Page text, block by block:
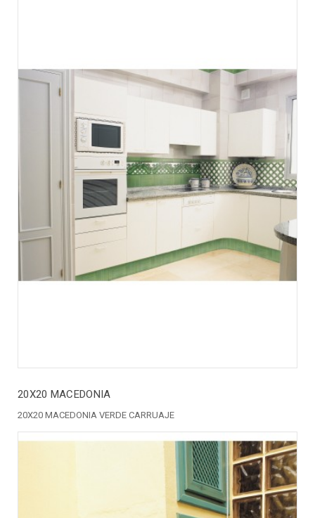
20X20 MACEDONIA
20X20 MACEDONIA VERDE CARRUAJE